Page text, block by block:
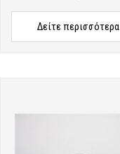
Δείτε περισσότερα